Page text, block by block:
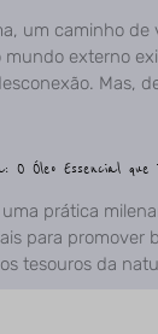
um caminho de
externo
Mas,
O Óleo Essencial
prática
para promover
tesouros da